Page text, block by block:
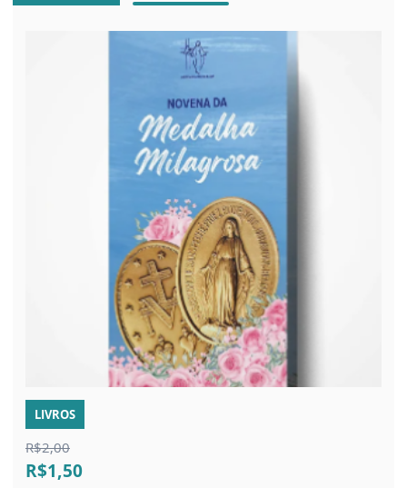
LIVROS
R$2,00
R$1,50